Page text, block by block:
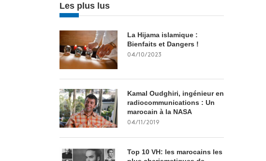
Les plus lus
La Hijama islamique :
Bienfaits et Dangers !
04/10/2023
Kamal Oudghiri, ingénieur en
radiocommunications : Un
marocain à la NASA
04/11/2019
Top 10 VH: les marocains les